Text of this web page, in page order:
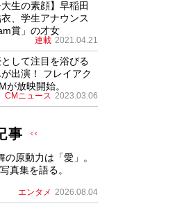
大生の素顔】早稲田
、学生アナウンス
賞」の才女
連載 2021.04.21
して注目を浴びる
出演！ フレイアク
が放映開始。
CMニュース 2023.03.06
事
の原動力は「愛」。
真集を語る。
エンタメ 2026.08.04